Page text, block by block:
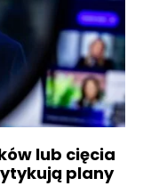
lub cięcia
plany